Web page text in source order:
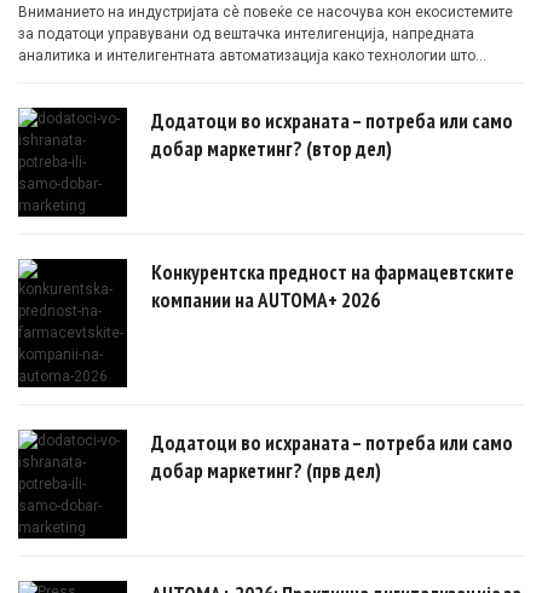
Вниманието на индустријата сè повеќе се насочува кон екосистемите
за податоци управувани од вештачка интелигенција, напредната
аналитика и интелигентната автоматизација како технологии што
Додатоци во исхраната – потреба или само
добар маркетинг? (втор дел)
Конкурентска предност на фармацевтските
компании на AUTOMA+ 2026
Додатоци во исхраната – потреба или само
добар маркетинг? (прв дел)